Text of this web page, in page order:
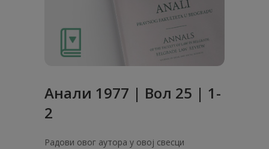
Анaли 1977 | Вол 25 | 1-
2
Радови овог аутора у овој свесци